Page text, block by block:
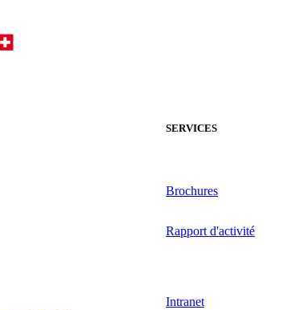
SERVICES
Brochures
Rapport d'activité
Intranet